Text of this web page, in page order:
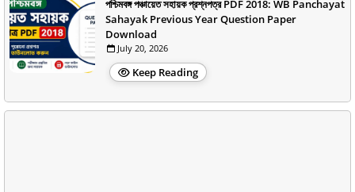
পশ্চিমবঙ্গ পঞ্চায়েত সহায়ক প্রশ্নপত্র PDF 2018: WB Panchayat
Sahayak Previous Year Question Paper
Download
July 20, 2026
Keep Reading